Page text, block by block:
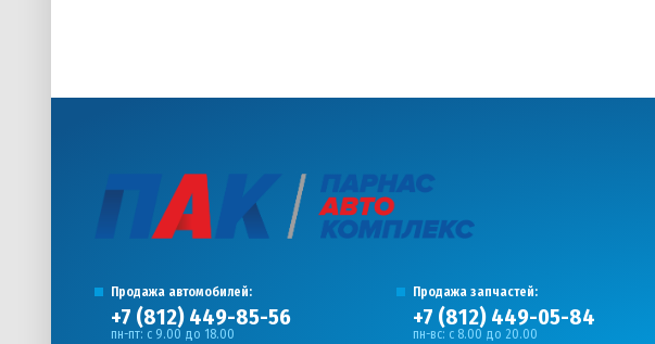
Продажа автомобилей:
+7 (812) 449-85-56
пн-пт: с 9.00 до 18.00
Продажа запчастей:
+7 (812) 449-05-84
пн-вс: с 8.00 до 20.00